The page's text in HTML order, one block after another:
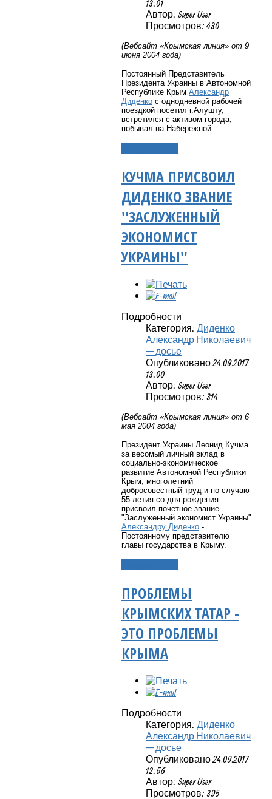
13:01
Автор: Super User
Просмотров: 430
(Вебсайт «Крымская линия» от 9
июня 2004 года)
Постоянный Представитель
Президента Украины в Автономной
Республике Крым Александр
Диденко с однодневной рабочей
поездкой посетил г.Алушту,
встретился с активом города,
побывал на Набережной.
КУЧМА ПРИСВОИЛ
ДИДЕНКО ЗВАНИЕ
''ЗАСЛУЖЕННЫЙ
ЭКОНОМИСТ
УКРАИНЫ''
Подробности
Категория: Диденко
Александр Николаевич
— досье
Опубликовано 24.09.2017
13:00
Автор: Super User
Просмотров: 314
(Вебсайт «Крымская линия» от 6
мая 2004 года)
Президент Украины Леонид Кучма
за весомый личный вклад в
социально-экономическое
развитие Автономной Республики
Крым, многолетний
добросовестный труд и по случаю
55-летия со дня рождения
присвоил почетное звание
"Заслуженный экономист Украины"
Александру Диденко -
Постоянному представителю
главы государства в Крыму.
ПРОБЛЕМЫ
КРЫМСКИХ ТАТАР -
ЭТО ПРОБЛЕМЫ
КРЫМА
Подробности
Категория: Диденко
Александр Николаевич
— досье
Опубликовано 24.09.2017
12:56
Автор: Super User
Просмотров: 395